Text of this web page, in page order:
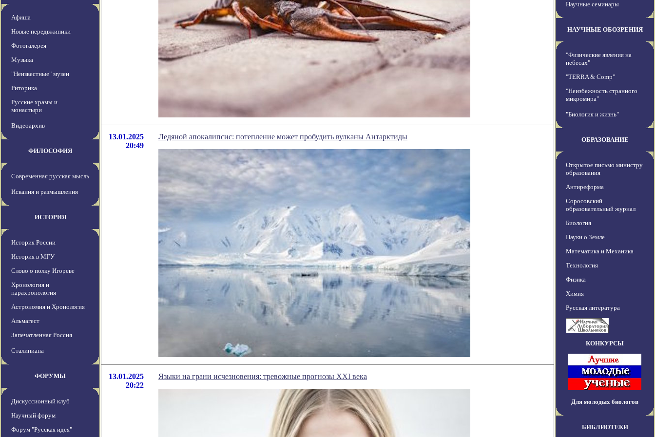
Афиша
Новые передвжиники
Фотогалерея
Музыка
"Неизвестные" музеи
Риторика
Русские храмы и
монастыри
Видеоархив
ФИЛОСОФИЯ
Современная русская мысль
Искания и размышления
ИСТОРИЯ
История России
История в МГУ
Слово о полку Игореве
Хронология и
парахронология
Астрономия и Хронология
Альмагест
Запечатленная Россия
Сталиниана
ФОРУМЫ
Дискуссионный клуб
Научный форум
Форум "Русская идея"
13.01.2025
20:49
Ледяной апокалипсис: потепление может пробудить вулканы Антарктиды
13.01.2025
20:22
Языки на грани исчезновения: тревожные прогнозы XXI века
Научные семинары
НАУЧНЫЕ ОБОЗРЕНИЯ
"Физические явления на
небесах"
"TERRA & Comp"
"Неизбежность странного
микромира"
"Биология и жизнь"
ОБРАЗОВАНИЕ
Открытое письмо министру
образования
Антиреформа
Соросовский
образовательный журнал
Биология
Науки о Земле
Математика и Механика
Технология
Физика
Химия
Русская литература
КОНКУРСЫ
Для молодых биологов
БИБЛИОТЕКИ